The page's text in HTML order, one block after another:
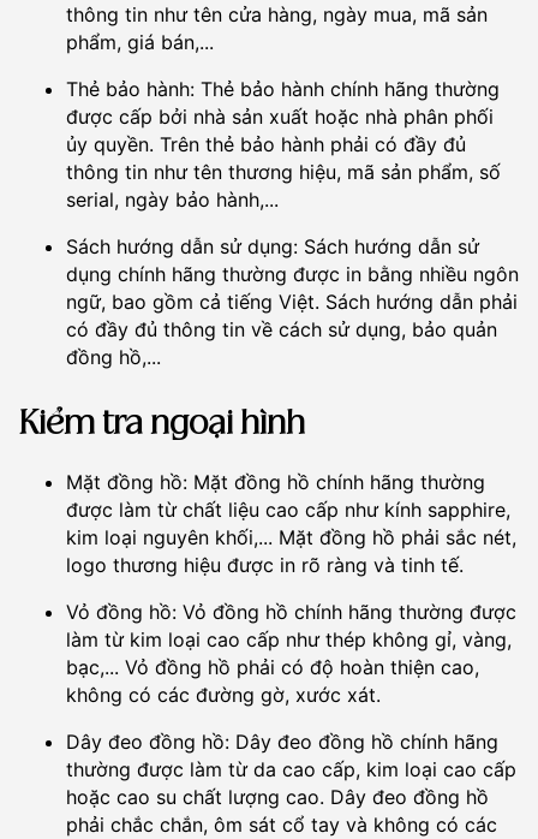
thông tin như tên cửa hàng, ngày mua, mã sản
phẩm, giá bán,...
Thẻ bảo hành: Thẻ bảo hành chính hãng thường
được cấp bởi nhà sản xuất hoặc nhà phân phối
ủy quyền. Trên thẻ bảo hành phải có đầy đủ
thông tin như tên thương hiệu, mã sản phẩm, số
serial, ngày bảo hành,...
Sách hướng dẫn sử dụng: Sách hướng dẫn sử
dụng chính hãng thường được in bằng nhiều ngôn
ngữ, bao gồm cả tiếng Việt. Sách hướng dẫn phải
có đầy đủ thông tin về cách sử dụng, bảo quản
đồng hồ,...
Kiểm tra ngoại hình
Mặt đồng hồ: Mặt đồng hồ chính hãng thường
được làm từ chất liệu cao cấp như kính sapphire,
kim loại nguyên khối,... Mặt đồng hồ phải sắc nét,
logo thương hiệu được in rõ ràng và tinh tế.
Vỏ đồng hồ: Vỏ đồng hồ chính hãng thường được
làm từ kim loại cao cấp như thép không gỉ, vàng,
bạc,... Vỏ đồng hồ phải có độ hoàn thiện cao,
không có các đường gờ, xước xát.
Dây đeo đồng hồ: Dây đeo đồng hồ chính hãng
thường được làm từ da cao cấp, kim loại cao cấp
hoặc cao su chất lượng cao. Dây đeo đồng hồ
phải chắc chắn, ôm sát cổ tay và không có các